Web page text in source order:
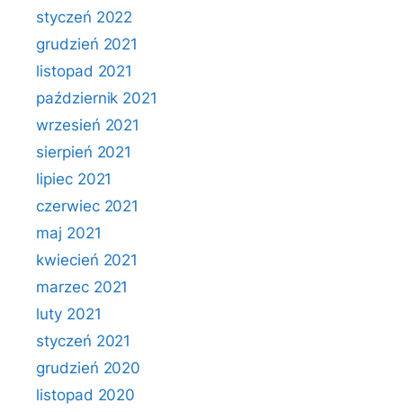
styczeń 2022
grudzień 2021
listopad 2021
październik 2021
wrzesień 2021
sierpień 2021
lipiec 2021
czerwiec 2021
maj 2021
kwiecień 2021
marzec 2021
luty 2021
styczeń 2021
grudzień 2020
listopad 2020